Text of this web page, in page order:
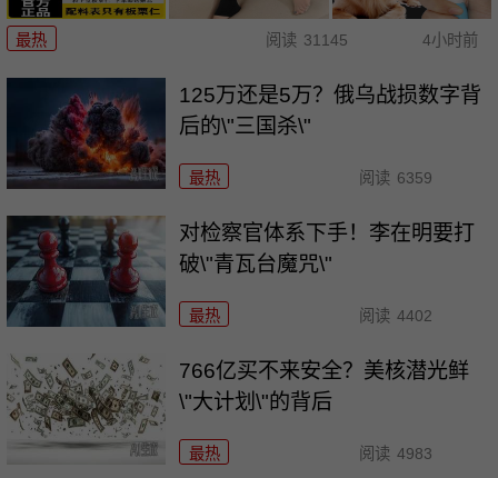
最热 阅读 31145 4小时前
125万还是5万？俄乌战损数字背
后的\"三国杀\"
最热 阅读 6359
对检察官体系下手！李在明要打
破\"青瓦台魔咒\"
最热 阅读 4402
766亿买不来安全？美核潜光鲜
\"大计划\"的背后
最热 阅读 4983